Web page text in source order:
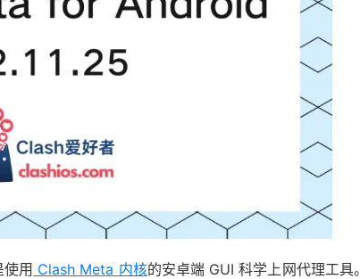
用 Clash Meta 内核的安卓端 GUI 科学上网代理工具。